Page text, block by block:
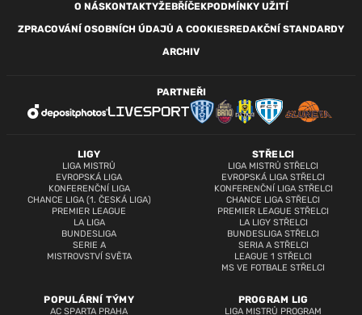
O NÁSKONTAKTYŽEBŘÍČEKPODMÍNKY UŽITÍ
ZPRACOVÁNÍ OSOBNÍCH ÚDAJŮ A COOKIESREDAKČNÍ STANDARDY
ARCHIV
LIGY
LIGA MISTRŮ
EVROPSKÁ LIGA
KONFERENČNÍ LIGA
CHANCE LIGA (1. ČESKÁ LIGA)
PREMIER LEAGUE
LA LIGA
BUNDESLIGA
SERIE A
MISTROVSTVÍ SVĚTA
STŘELCI
LIGA MISTRŮ STŘELCI
EVROPSKÁ LIGA STŘELCI
KONFERENČNÍ LIGA STŘELCI
CHANCE LIGA STŘELCI
PREMIER LEAGUE STŘELCI
LA LIGY STŘELCI
BUNDESLIGA STŘELCI
SERIA A STŘELCI
LEAGUE 1 STŘELCI
MS VE FOTBALE STŘELCI
POPULÁRNÍ TÝMY
AC SPARTA PRAHA
PROGRAM LIG
LIGA MISTRŮ PROGRAM
PARTNEŘI